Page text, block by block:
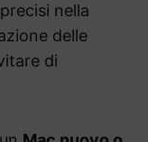
nella
delle
di